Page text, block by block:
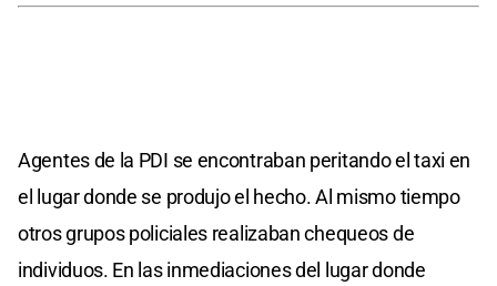
Agentes de la PDI se encontraban peritando el taxi en
el lugar donde se produjo el hecho. Al mismo tiempo
otros grupos policiales realizaban chequeos de
individuos. En las inmediaciones del lugar donde